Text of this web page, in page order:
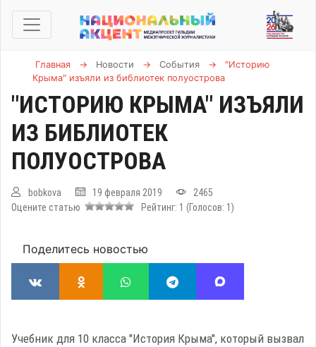
Главная → Новости → События →
"Историю
Крыма" изъяли из библиотек полуострова
"ИСТОРИЮ КРЫМА" ИЗЪЯЛИ
ИЗ БИБЛИОТЕК
ПОЛУОСТРОВА
bobkova 19 февраля 2019
2465
Оцените статью
Рейтинг: 1 (Голосов: 1 )
Поделитесь новостью
Учебник для 10 класса "История Крыма", который вызвал